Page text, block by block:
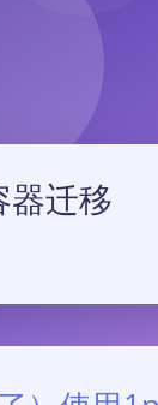
器迁移